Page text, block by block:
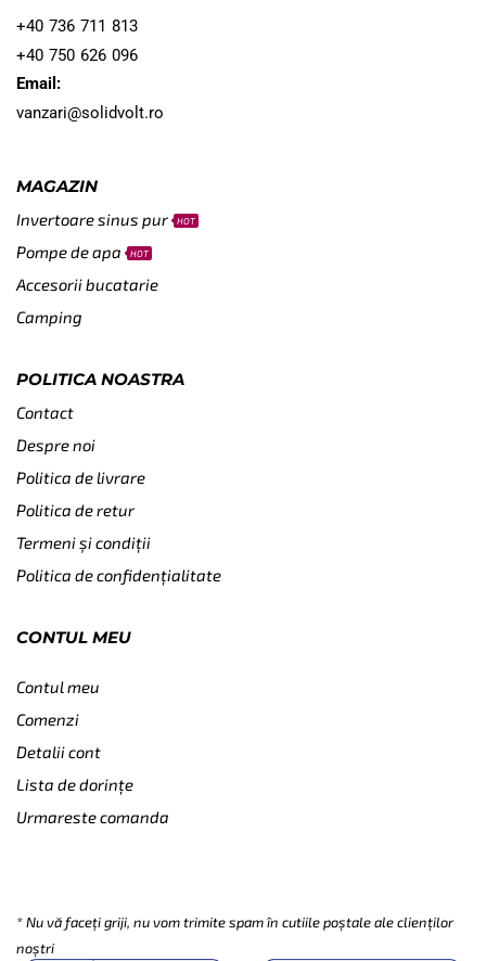
+40 736 711 813
+40 750 626 096
Email:
vanzari@solidvolt.ro
MAGAZIN
Invertoare sinus pur HOT
Pompe de apa HOT
Accesorii bucatarie
Camping
POLITICA NOASTRA
Contact
Despre noi
Politica de livrare
Politica de retur
Termeni și condiții
Politica de confidențialitate
CONTUL MEU
Contul meu
Comenzi
Detalii cont
Lista de dorințe
Urmareste comanda
* Nu vă faceți griji, nu vom trimite spam în cutiile poștale ale clienților
noștri